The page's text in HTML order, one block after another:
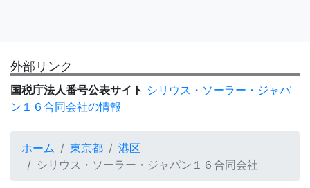
外部リンク
国税庁法人番号公表サイト シリウス・ソーラー・ジャパ
ン１６合同会社の情報
ホーム 東京都
港区
シリウス・ソーラー・ジャパン１６合同会社